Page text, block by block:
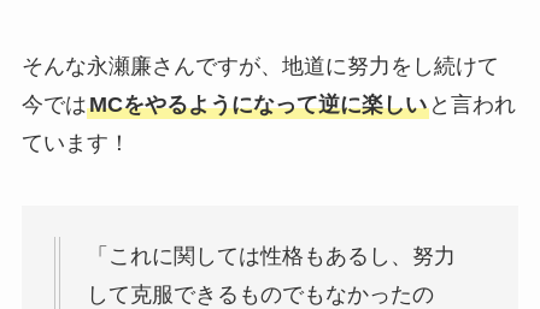
そんな永瀬廉さんですが、地道に努力をし続けて
今ではMCをやるようになって逆に楽しいと言われ
ています！
「これに関しては性格もあるし、努力
して克服できるものでもなかったの